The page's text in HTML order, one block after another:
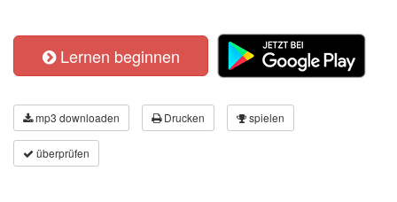
Lernen beginnen
mp3 downloaden Drucken spielen
überprüfen